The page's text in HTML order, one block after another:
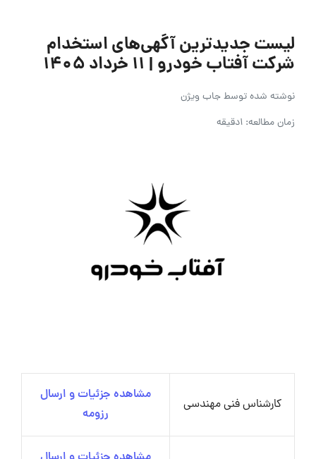
لیست جدیدترین آگهی‌های استخدام
شرکت آفتاب خودرو | ۱۱ خرداد ۱۴۰۵
نوشته شده توسطجاب ویژن
زمان مطالعه: 1دقیقه
کارشناس فنی مهندسی
مشاهده جزئیات و ارسال
رزومه